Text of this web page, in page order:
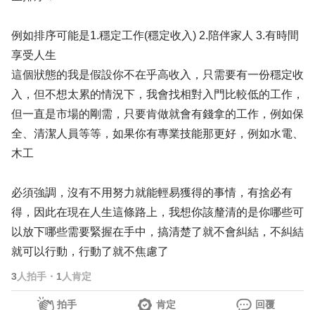
例如排序可能是1.穩定工作(穩定收入) 2.陪伴家人 3.有時間
享受人生
這個狀態的我是假設你不在乎高收入，只需要有一份穩定收
入，但不想太累的情況下，我會找相對入門比較低的工作，
但一直是市場的剛需，只要肯做就會有錢拿的工作，例如保
全、清潔人員等等，如果你有專業技能那更好，例如水電、
木工
必須強調，沒有不用努力就能輕易獲得的事情，有捨必有
得，因此在現在人生這條路上，我想你該釐清的是你哪些可
以放下哪些需要緊握在手中，搞清楚了就不會糾結，不糾結
就可以行動，行動了就不焦慮了
3人拍手 ・ 1 人肯定
拍手 肯定 回覆